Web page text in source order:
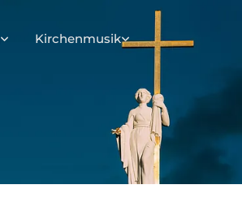
Kirchenmusik